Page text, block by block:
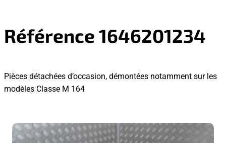
Référence 1646201234
Pièces détachées d’occasion, démontées notamment sur les
modèles Classe M 164